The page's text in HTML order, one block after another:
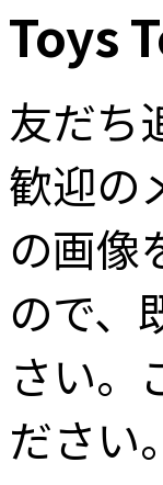
Toys
友だち
歓迎の
の画像
ので、
さい。
ださい。